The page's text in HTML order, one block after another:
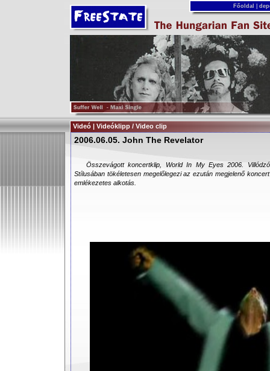
Főoldal
Videó | Videóklipp / Video clip
2006.06.05. John The Revelator
Összevágott koncertklip, World In My Eyes 2006.
Stílusában tökéletesen megelőlegezi az ezután megjelenő
emlékezetes alkotás.